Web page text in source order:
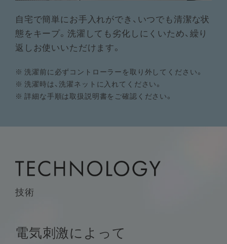
自宅で簡単にお手入れができ、いつでも清潔な状
態をキープ。洗濯しても劣化しにくいため、繰り
返しお使いいただけます。
※ 洗濯前に必ずコントローラーを取り外してください。
※ 洗濯時は、洗濯ネットに入れてください。
※ 詳細な手順は取扱説明書をご確認ください。
技術
電気刺激によって